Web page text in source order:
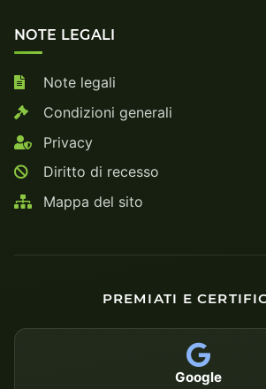
NOTE LEGALI
Note legali
Condizioni generali
Privacy
Diritto di recesso
Mappa del sito
PREMIATI E
Google